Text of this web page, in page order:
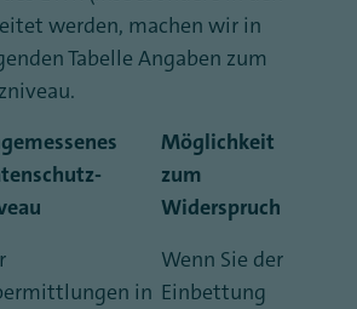
werden, machen wir in
Tabelle Angaben zum
Möglichkeit
zum
Widerspruch
in
Wenn Sie der
Einbettung